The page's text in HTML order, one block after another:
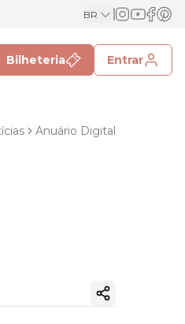
BR
Bilheteria Entrar
Anuário Digital
Copiar link